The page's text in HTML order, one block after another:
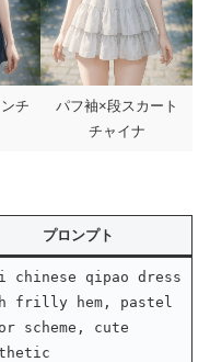
チ
パフ袖×段スカート
チャイナ
プロンプト
chinese qipao dress
frilly hem, pastel
scheme, cute